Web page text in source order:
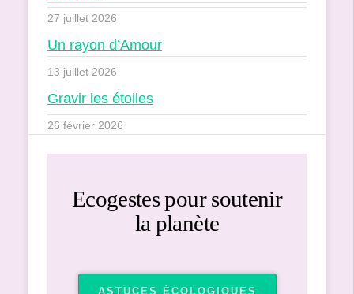
27 juillet 2026
Un rayon d’Amour
13 juillet 2026
Gravir les étoiles
26 février 2026
Ecogestes pour soutenir
la planète
ASTUCES ÉCOLOGIQUES